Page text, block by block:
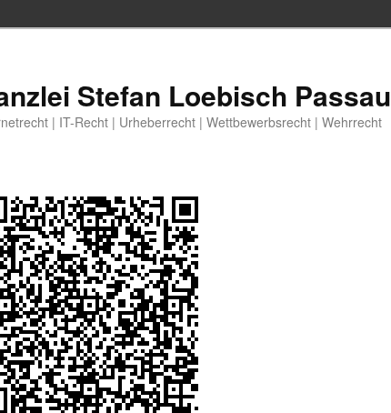
Stefan Loebisch Passau
| IT-Recht | Urheberrecht | Wettbewerbsrecht | Wehrrecht